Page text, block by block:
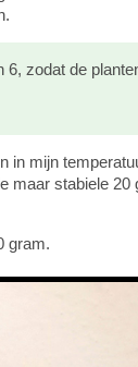
6, zodat de
in mijn
maar stabiele 20
gram.